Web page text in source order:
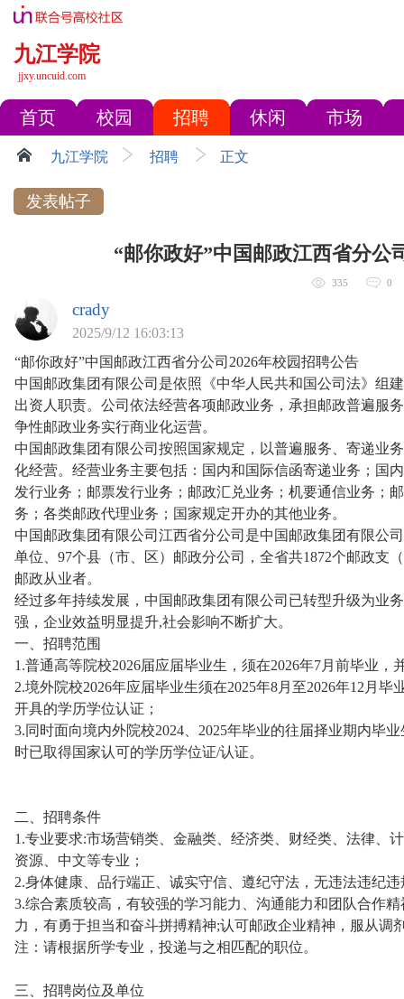
九江学院
jjxy.uncuid.com
首页 校园 招聘 休闲 市场
九江学院 招聘 正文
发表帖子
“邮你政好”中国邮政江西省分公
335 0
crady
2025/9/12 16:03:13
“邮你政好”中国邮政江西省分公司2026年校园招聘公告
中国邮政集团有限公司是依照《中华人民共和国公司法》组
出资人职责。公司依法经营各项邮政业务，承担邮政普遍服
争性邮政业务实行商业化运营。
中国邮政集团有限公司按照国家规定，以普遍服务、寄递业
化经营。经营业务主要包括：国内和国际信函寄递业务；国
发行业务；邮票发行业务；邮政汇兑业务；机要通信业务；
务；各类邮政代理业务；国家规定开办的其他业务。
中国邮政集团有限公司江西省分公司是中国邮政集团有限公
单位、97个县（市、区）邮政分公司，全省共1872个邮政支
邮政从业者。
经过多年持续发展，中国邮政集团有限公司已转型升级为业
强，企业效益明显提升,社会影响不断扩大。
一、招聘范围
1.普通高等院校2026届应届毕业生，须在2026年7月前毕业
2.境外院校2026年应届毕业生须在2025年8月至2026年12月
开具的学历学位认证；
3.同时面向境内外院校2024、2025年毕业的往届择业期内毕
时已取得国家认可的学历学位证/认证。
二、招聘条件
1.专业要求:市场营销类、金融类、经济类、财经类、法律、
资源、中文等专业；
2.身体健康、品行端正、诚实守信、遵纪守法，无违法违纪
3.综合素质较高，有较强的学习能力、沟通能力和团队合作
力，有勇于担当和奋斗拼搏精神;认可邮政企业精神，服从调
注：请根据所学专业，投递与之相匹配的职位。
三、招聘岗位及单位